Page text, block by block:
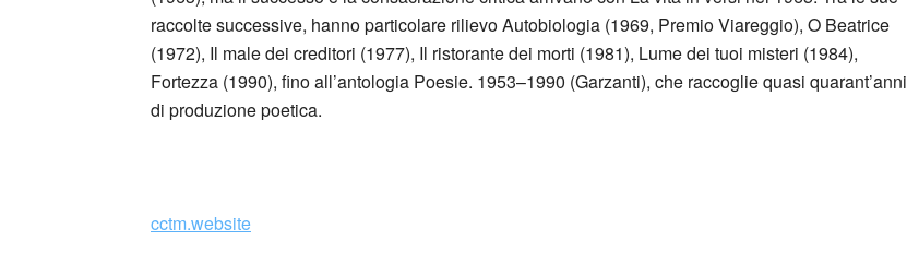
raccolte successive, hanno particolare rilievo Autobiologia (1969, Premio Viareggio), O Beatrice
(1972), Il male dei creditori (1977), Il ristorante dei morti (1981), Lume dei tuoi misteri (1984),
Fortezza (1990), fino all’antologia Poesie. 1953–1990 (Garzanti), che raccoglie quasi quarant’anni
di produzione poetica.
cctm.website